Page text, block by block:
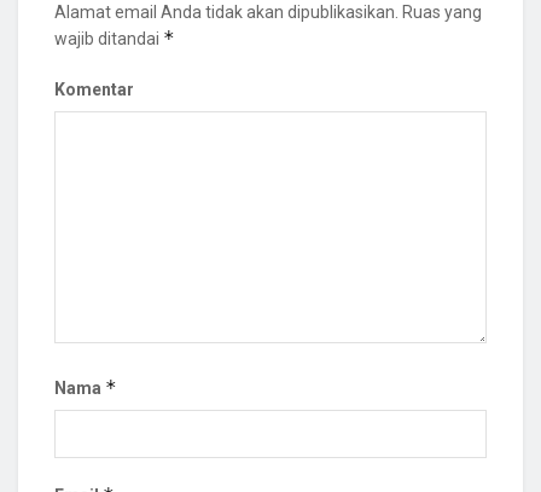
Alamat email Anda tidak akan dipublikasikan. Ruas yang
wajib ditandai *
Komentar
Nama *